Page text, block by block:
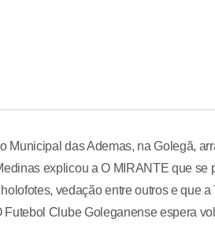
Municipal das Ademas, na Golegã,
explicou a O MIRANTE que se
vedação entre outros e que a
Clube Goleganense espera